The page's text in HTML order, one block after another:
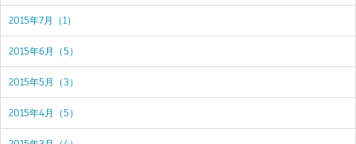
2015年7月（1）
2015年6月（5）
2015年5月（3）
2015年4月（5）